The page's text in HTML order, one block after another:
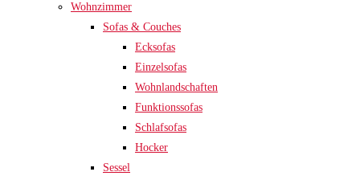
Wohnzimmer
Sofas & Couches
Ecksofas
Einzelsofas
Wohnlandschaften
Funktionssofas
Schlafsofas
Hocker
Sessel